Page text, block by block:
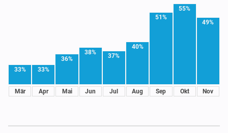
33%
Mär
33%
Apr
36%
Mai
38%
Jun
37%
Jul
40%
Aug
51%
Sep
55%
Okt
49%
Nov